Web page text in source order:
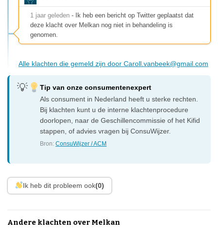
1 jaar geleden - Ik heb een bericht op Twitter geplaatst dat
deze klacht over Melkan nog niet in behandeling is
genomen.
Alle klachten die gemeld zijn door Caroll.vanbeek@gmail.com
Tip van onze consumentenexpert
Als consument in Nederland heeft u sterke rechten.
Bij klachten kunt u de interne klachtenprocedure
doorlopen, naar de Geschillencommissie of het Kifid
stappen, of advies vragen bij ConsuWijzer.
Bron:ConsuWijzer / ACM
Ik heb dit probleem ook(0)
Andere klachten over Melkan